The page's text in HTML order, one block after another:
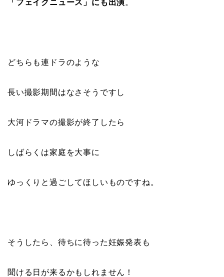
「フェイクニュース」にも出演。
どちらも連ドラのような
長い撮影期間はなさそうですし
大河ドラマの撮影が終了したら
しばらくは家庭を大事に
ゆっくりと過ごしてほしいものですね。
そうしたら、待ちに待った妊娠発表も
聞ける日が来るかもしれません！